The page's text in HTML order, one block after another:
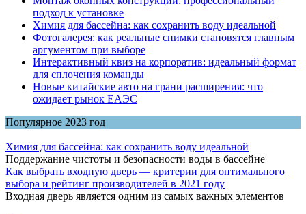
подход к установке
Химия для бассейна: как сохранить воду идеальной
Фотогалерея: как реальные снимки становятся главным
аргументом при выборе
Интерактивный квиз на корпоратив: идеальный формат
для сплочения команды
Новые китайские авто на грани расширения: что
ожидает рынок ЕАЭС
Популярное 2023 год
Химия для бассейна: как сохранить воду идеальной
Поддержание чистоты и безопасности воды в бассейне
Как выбрать входную дверь — критерии для оптимального
выбора и рейтинг производителей в 2021 году
Входная дверь является одним из самых важных элементов